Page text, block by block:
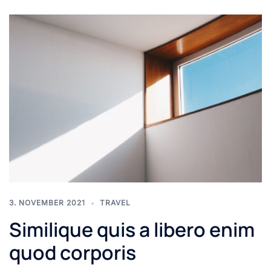
3. NOVEMBER 2021 TRAVEL
Similique quis a libero enim
quod corporis